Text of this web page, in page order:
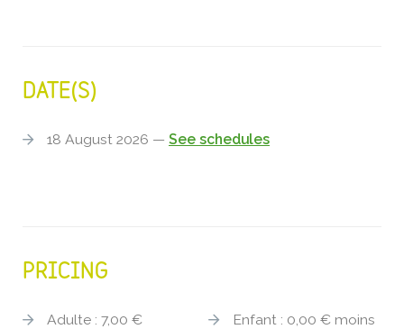
DATE(S)
18 August 2026 — See schedules
PRICING
Adulte : 7,00 €